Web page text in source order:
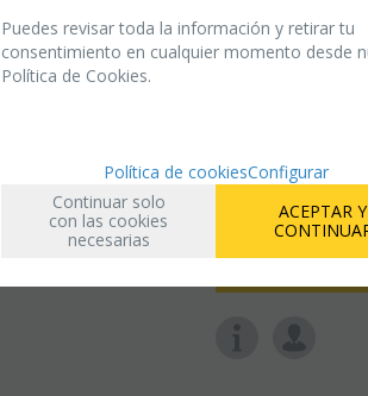
en stock(6 )
Puedes revisar toda la información y retirar tu
consentimiento en cualquier momento desde
Política de Cookies.
Política de cookiesConfigurar
Continuar solo
con las cookies
necesarias
ACEPTAR Y